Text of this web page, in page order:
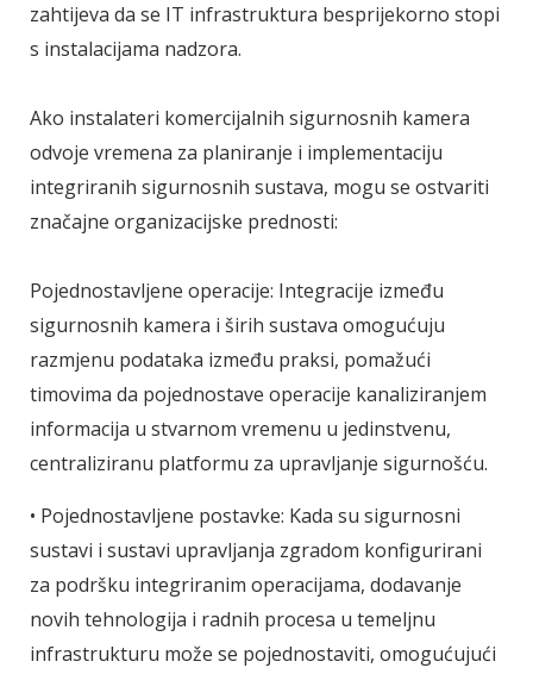
zahtijeva da se IT infrastruktura besprijekorno stopi
s instalacijama nadzora.
Ako instalateri komercijalnih sigurnosnih kamera
odvoje vremena za planiranje i implementaciju
integriranih sigurnosnih sustava, mogu se ostvariti
značajne organizacijske prednosti:
Pojednostavljene operacije: Integracije između
sigurnosnih kamera i širih sustava omogućuju
razmjenu podataka između praksi, pomažući
timovima da pojednostave operacije kanaliziranjem
informacija u stvarnom vremenu u jedinstvenu,
centraliziranu platformu za upravljanje sigurnošću.
• Pojednostavljene postavke: Kada su sigurnosni
sustavi i sustavi upravljanja zgradom konfigurirani
za podršku integriranim operacijama, dodavanje
novih tehnologija i radnih procesa u temeljnu
infrastrukturu može se pojednostaviti, omogućujući